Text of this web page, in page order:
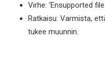
Virhe: ‘Ensupported
Ratkaisu: Varmista,
tukee muunnin.